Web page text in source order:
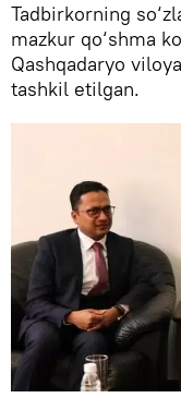
Tadbirkorning
mazkur qo‘shma
Qashqadaryo
tashkil etilgan.